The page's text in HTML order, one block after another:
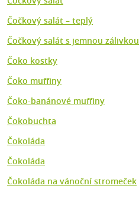
Čočkový salát – teplý
Čočkový salát s jemnou zálivkou
Čoko kostky
Čoko muffiny
Čoko-banánové muffiny
Čokobuchta
Čokoláda
Čokoláda
Čokoláda na vánoční stromeček